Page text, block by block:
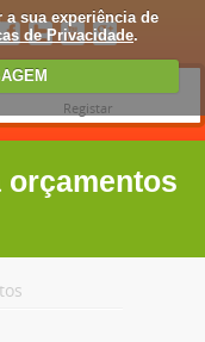
sua experiência de
de Privacidade.
Registar
orçamentos